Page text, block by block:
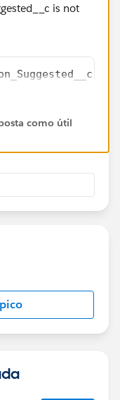
is not
as blank"
como útil